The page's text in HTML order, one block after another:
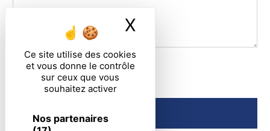
Ce site utilise des cookies
et vous donne le contrôle
sur ceux que vous
souhaitez activer
Nos partenaires
X
En cochant cette case, j'accepte les conditions
particulières ci-dessous **